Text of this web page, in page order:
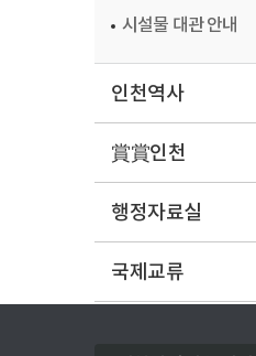
시설물 대관 안내
인천역사
賞賞인천
행정자료실
국제교류